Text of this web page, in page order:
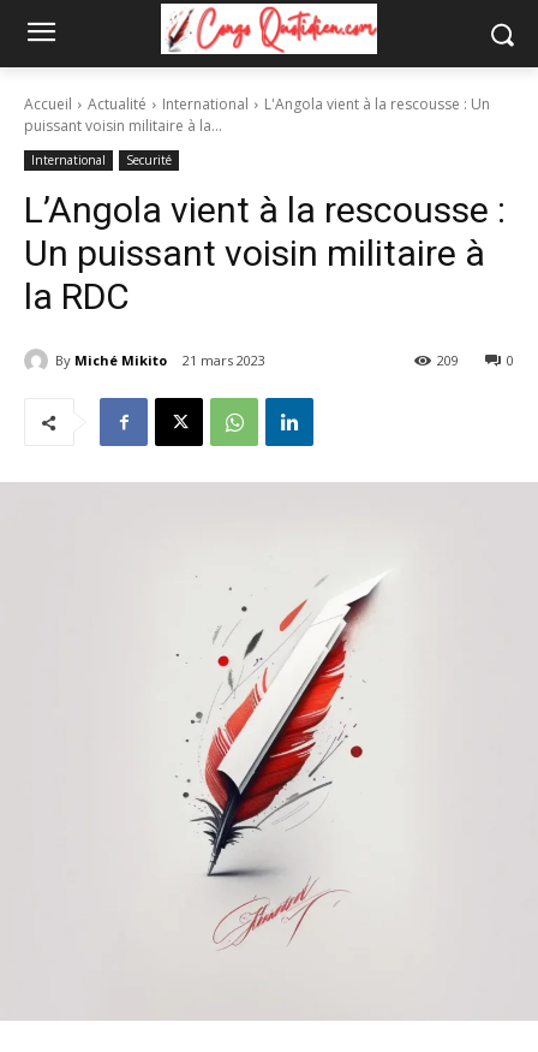
Accueil Actualité International
L'Angola vient à la rescousse : Un
puissant voisin militaire à la...
International Securité
L’Angola vient à la rescousse :
Un puissant voisin militaire à
la RDC
By Miché Mikito 21 mars 2023 0
209